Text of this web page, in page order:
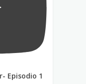
Episodio 1